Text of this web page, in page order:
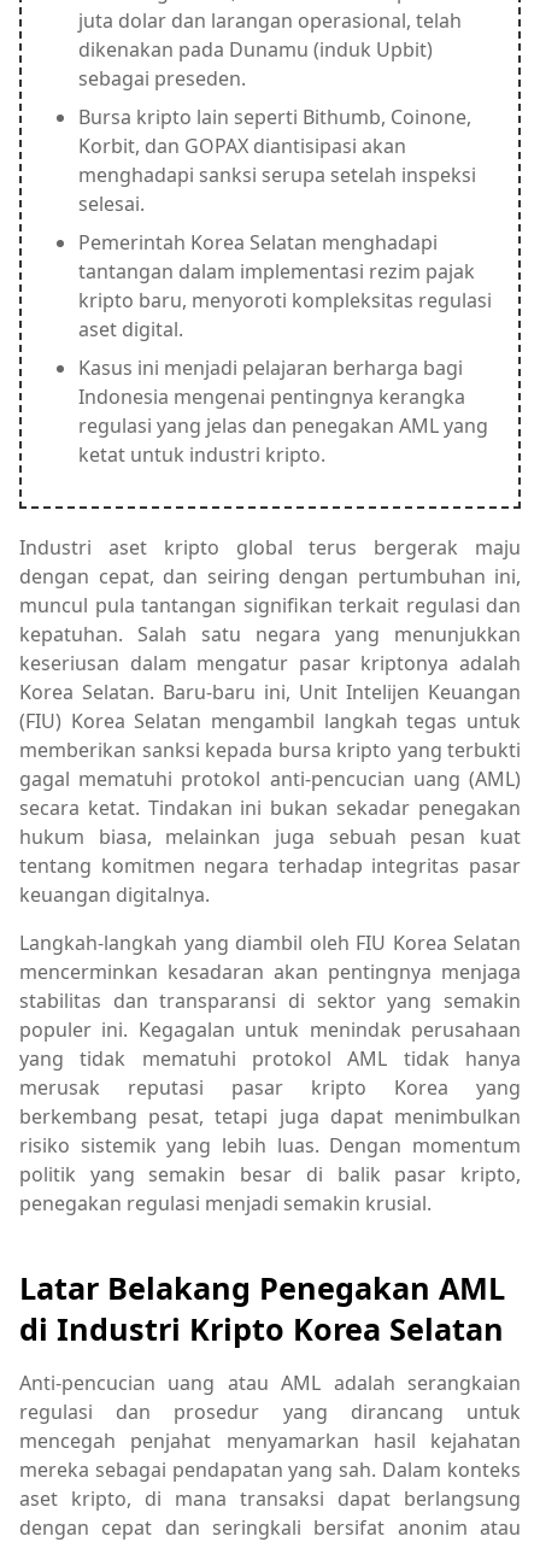
juta dolar dan larangan operasional, telah
dikenakan pada Dunamu (induk Upbit)
sebagai preseden.
Bursa kripto lain seperti Bithumb, Coinone,
Korbit, dan GOPAX diantisipasi akan
menghadapi sanksi serupa setelah inspeksi
selesai.
Pemerintah Korea Selatan menghadapi
tantangan dalam implementasi rezim pajak
kripto baru, menyoroti kompleksitas regulasi
aset digital.
Kasus ini menjadi pelajaran berharga bagi
Indonesia mengenai pentingnya kerangka
regulasi yang jelas dan penegakan AML yang
ketat untuk industri kripto.
Industri aset kripto global terus bergerak maju
dengan cepat, dan seiring dengan pertumbuhan ini,
muncul pula tantangan signifikan terkait regulasi dan
kepatuhan. Salah satu negara yang menunjukkan
keseriusan dalam mengatur pasar kriptonya adalah
Korea Selatan. Baru-baru ini, Unit Intelijen Keuangan
(FIU) Korea Selatan mengambil langkah tegas untuk
memberikan sanksi kepada bursa kripto yang terbukti
gagal mematuhi protokol anti-pencucian uang (AML)
secara ketat. Tindakan ini bukan sekadar penegakan
hukum biasa, melainkan juga sebuah pesan kuat
tentang komitmen negara terhadap integritas pasar
keuangan digitalnya.
Langkah-langkah yang diambil oleh FIU Korea Selatan
mencerminkan kesadaran akan pentingnya menjaga
stabilitas dan transparansi di sektor yang semakin
populer ini. Kegagalan untuk menindak perusahaan
yang tidak mematuhi protokol AML tidak hanya
merusak reputasi pasar kripto Korea yang
berkembang pesat, tetapi juga dapat menimbulkan
risiko sistemik yang lebih luas. Dengan momentum
politik yang semakin besar di balik pasar kripto,
penegakan regulasi menjadi semakin krusial.
Latar Belakang Penegakan AML
di Industri Kripto Korea Selatan
Anti-pencucian uang atau AML adalah serangkaian
regulasi dan prosedur yang dirancang untuk
mencegah penjahat menyamarkan hasil kejahatan
mereka sebagai pendapatan yang sah. Dalam konteks
aset kripto, di mana transaksi dapat berlangsung
dengan cepat dan seringkali bersifat anonim atau